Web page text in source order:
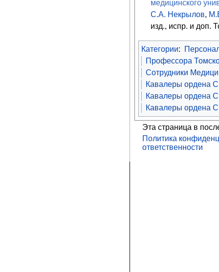
медицинского
С.А. Некрылов,
изд., испр. и доп.
Категории:
Профессора
Сотрудники
Кавалеры ордена
Кавалеры ордена
Кавалеры ордена
Эта страница в
Политика
ответственности